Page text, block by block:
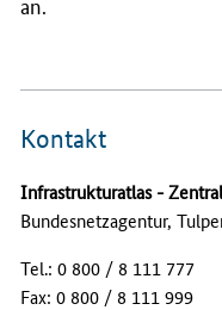
Kontakt
Infrastrukturatlas -
Bundesnetzagentur,
Tel.: 0 800 / 8 111 777
Fax: 0 800 / 8 111 999